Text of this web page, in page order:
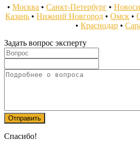
•Москва •Санкт-Петербург •
Казань •Нижний Новгород •Омск •
•Краснодар •
Задать вопрос эксперту
Спасибо!